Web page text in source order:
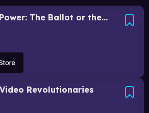
Freak Power: The Ballot or the Bomb
Revolutionaries